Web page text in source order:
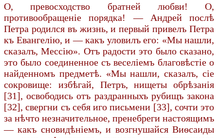
О, превосходство братней любви! О,
противообращеніе порядка! — Андрей послѣ
Петра родился въ жизнь, и первый привелъ Петра
къ Евангелію, и — какъ уловилъ его: «Мы нашли,
сказалъ, Мессію». Отъ радости это было сказано,
это было соединенное съ веселіемъ благовѣстіе о
найденномъ предметѣ. «Мы нашли, сказалъ, сіе
сокровище: избѣгай, Петръ, нищеты обрѣзанія
[31], освободись отъ раздранныхъ рубищъ закона
[32], свергни съ себя иго письмени [33], сочти это
за нѣчто незначительное, пренебреги настоящимъ
— какъ сновидѣніемъ, и возгнушайся Виѳсаиды